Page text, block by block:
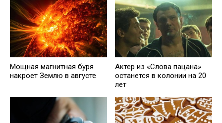
Мощная магнитная буря
накроет Землю в августе
Актер из «Слова пацана»
останется в колонии на 20
лет